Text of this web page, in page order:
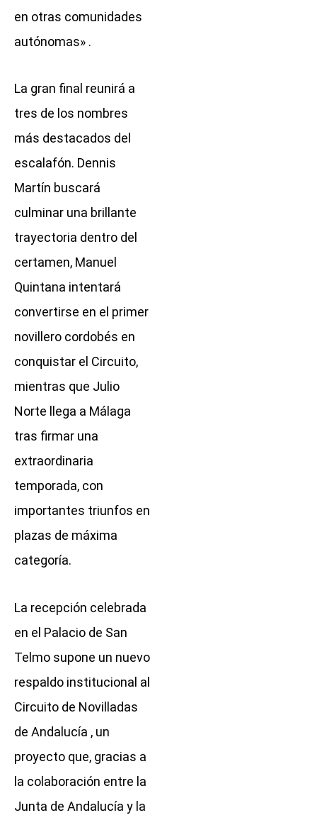
en otras comunidades
autónomas» .
La gran final reunirá a
tres de los nombres
más destacados del
escalafón. Dennis
Martín buscará
culminar una brillante
trayectoria dentro del
certamen, Manuel
Quintana intentará
convertirse en el primer
novillero cordobés en
conquistar el Circuito,
mientras que Julio
Norte llega a Málaga
tras firmar una
extraordinaria
temporada, con
importantes triunfos en
plazas de máxima
categoría.
La recepción celebrada
en el Palacio de San
Telmo supone un nuevo
respaldo institucional al
Circuito de Novilladas
de Andalucía , un
proyecto que, gracias a
la colaboración entre la
Junta de Andalucía y la